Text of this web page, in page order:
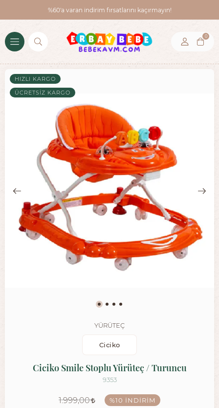
%60'a varan indirim fırsatlarını kaçırmayın!
0
HIZLI KARGO
ÜCRETSIZ KARGO
YÜRÜTEÇ
Ciciko
Ciciko Smile Stoplu Yürüteç / Turuncu
9353
1.999,00 %10 İNDIRIM